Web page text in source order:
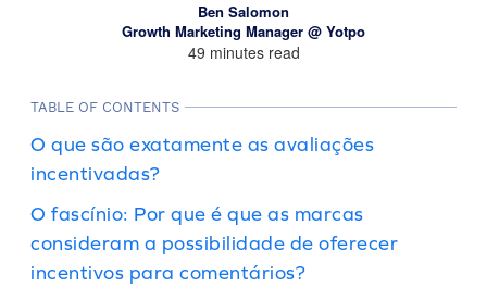
Ben Salomon
Growth Marketing Manager @ Yotpo
49 minutes read
TABLE OF CONTENTS
O que são exatamente as avaliações
incentivadas?
O fascínio: Por que é que as marcas
consideram a possibilidade de oferecer
incentivos para comentários?